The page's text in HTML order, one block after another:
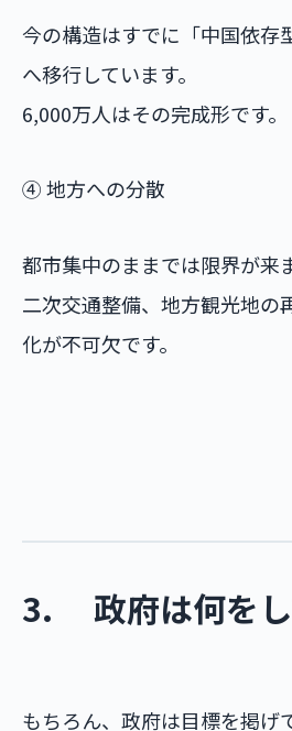
今の構造はすでに「中国依存
へ移行しています。
6,000万人はその完成形です。
④ 地方への分散
都市集中のままでは限界が来
二次交通整備、地方観光地の
化が不可欠です。
3. 政府は何をし
もちろん、政府は目標を掲げ